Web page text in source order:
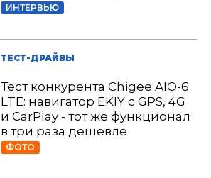
ИНТЕРВЬЮ
ТЕСТ-ДРАЙВЫ
Тест конкурента Chigee AIO-6
LTE: навигатор EKIY с GPS, 4G
и CarPlay - тот же функционал
в три раза дешевле
ФОТО